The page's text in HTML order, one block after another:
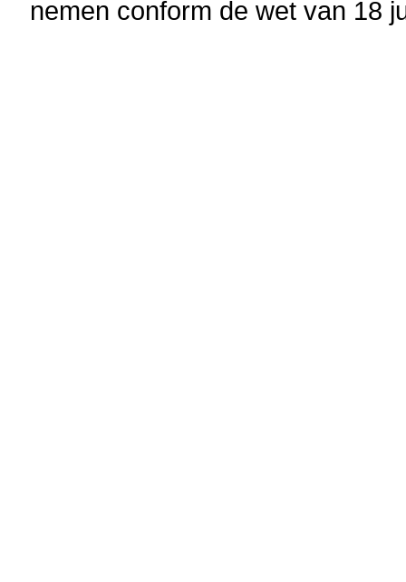
nemen conform de wet van 18